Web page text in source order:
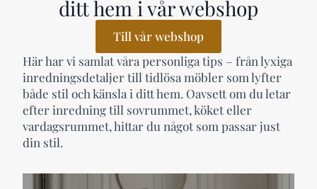
ditt hem i vår webshop
Till vår webshop
Här har vi samlat våra personliga tips – från lyxiga
inredningsdetaljer till tidlösa möbler som lyfter
både stil och känsla i ditt hem. Oavsett om du letar
efter inredning till sovrummet, köket eller
vardagsrummet, hittar du något som passar just
din stil.